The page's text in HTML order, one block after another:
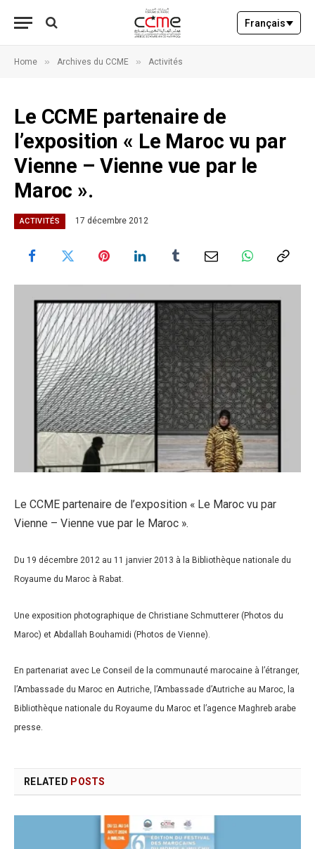
Français
Home » Archives du CCME » Activités
Le CCME partenaire de
l’exposition « Le Maroc vu par
Vienne – Vienne vue par le
Maroc ».
ACTIVITÉS 17 décembre 2012
Le CCME partenaire de l’exposition « Le Maroc vu par
Vienne – Vienne vue par le Maroc ».
Du 19 décembre 2012 au 11 janvier 2013 à la Bibliothèque nationale du
Royaume du Maroc à Rabat.
Une exposition photographique de Christiane Schmutterer (Photos du
Maroc) et Abdallah Bouhamidi (Photos de Vienne).
En partenariat avec Le Conseil de la communauté marocaine à l’étranger,
l’Ambassade du Maroc en Autriche, l’Ambassade d’Autriche au Maroc, la
Bibliothèque nationale du Royaume du Maroc et l’agence Maghreb arabe
presse.
RELATED POSTS